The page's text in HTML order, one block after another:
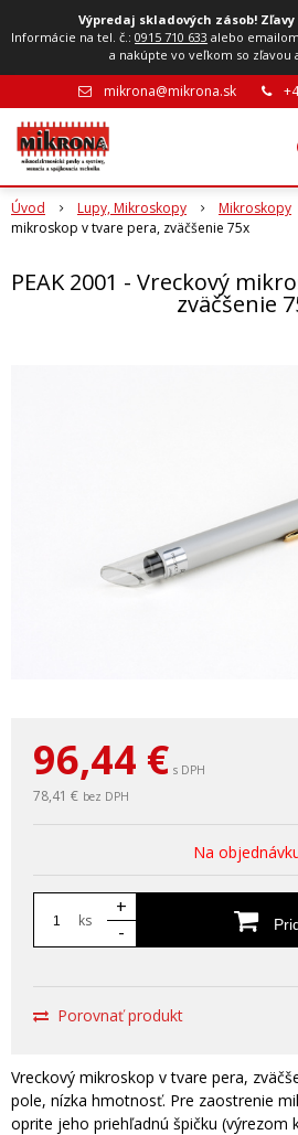
Výpredaj skladových zásob! Zľavy
Informácie na tel. č.:0915 710 633 alebo emailom
a nakúpte vo veľkom so zľavou
mikrona@mikrona.sk
Úvod Lupy, Mikroskopy Mikroskopy
mikroskop v tvare pera, zväčšenie 75x
PEAK 2001 - Vreckový
zväčšenie
96,44 € s DPH
78,41 € bez DPH
Na
ks
+
-
Porovnať produkt
Vreckový mikroskop v tvare pera,
pole, nízka hmotnosť. Pre zaostrenie
oprite jeho priehľadnú špičku (výrezom